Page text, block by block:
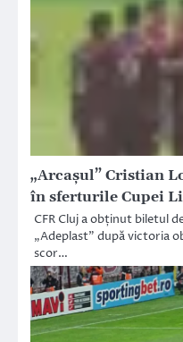
„Arcașul” Cristian
în sferturile Cupei
CFR Cluj a obținut biletul
„Adeplast” după victoria
scor…